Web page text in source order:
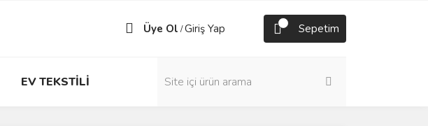
Üye Ol /Giriş Yap Sepetim
EV TEKSTİLİ